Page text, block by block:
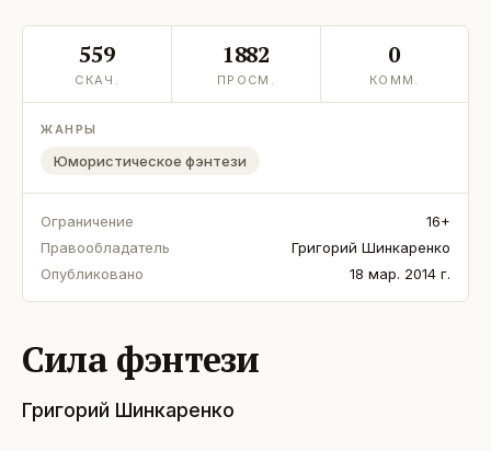
559
СКАЧ.
1882
ПРОСМ.
0
КОММ.
ЖАНРЫ
Юмористическое фэнтези
Ограничение
16+
Правообладатель
Григорий Шинкаренко
Опубликовано
18 мар. 2014 г.
Сила фэнтези
Григорий Шинкаренко